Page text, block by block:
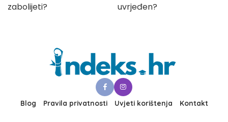
zabolijeti?
uvrjeđen?
Blog Pravila privatnosti Uvjeti korištenja Kontakt